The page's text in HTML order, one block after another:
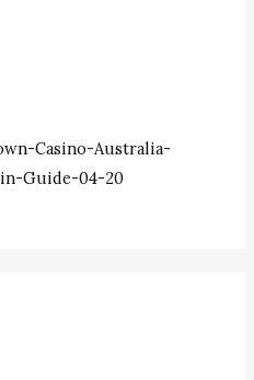
Casino-Australia-
Guide-04-20